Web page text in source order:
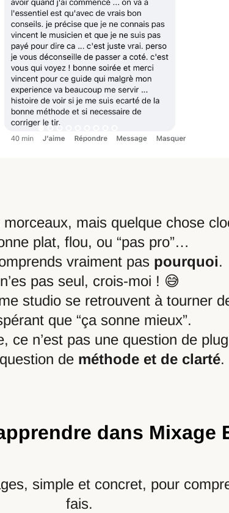
mais quelque chose
plat, flou, ou “pas pro”…
vraiment pas pourquoi.
pas seul, crois-moi ! 😅
studio se retrouvent à tourner
que “ça sonne mieux”.
ce n’est pas une question de
de méthode et de clarté.
dans Mixage
simple et concret, pour
fais.